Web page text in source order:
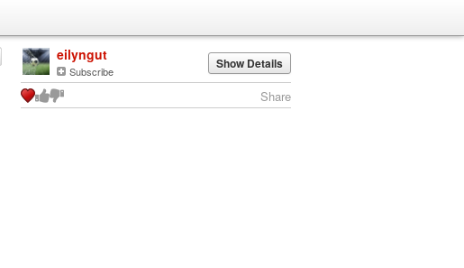
eilyngut
Subscribe Show Details
Share